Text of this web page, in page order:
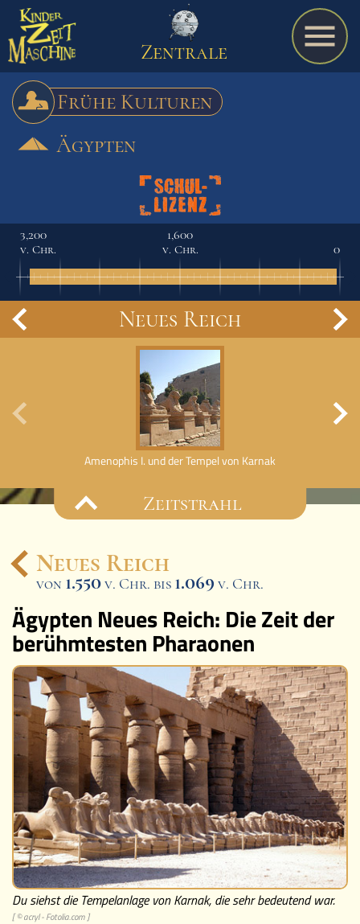
Spiel
A bis Z
Termine
Schulmaterialien
Zentrale
Frühe Kulturen
Ägypten
3,200
v. Chr.
1,600
v. Chr.
0
Neues Reich
Amenophis I. und der Tempel von Karnak
Zeitstrahl
Ereignisse
Lucys Wissensbox
Karte
Quiz
Videos
Memospiel
Mach mit!
Buchtipps
Schulmaterialien
Neues Reich
von 1.550v. Chr. bis 1.069 v. Chr.
Ägypten Neues Reich: Die Zeit der
berühmtesten Pharaonen
Du siehst die Tempelanlage von Karnak, die sehr bedeutend war.
[ ©acryl - Fotolia.com]